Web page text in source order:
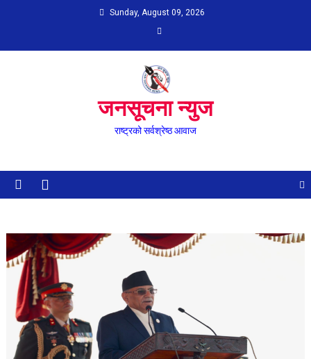
Sunday, August 09, 2026
जनसूचना न्युज
राष्ट्रको सर्वश्रेष्ठ आवाज